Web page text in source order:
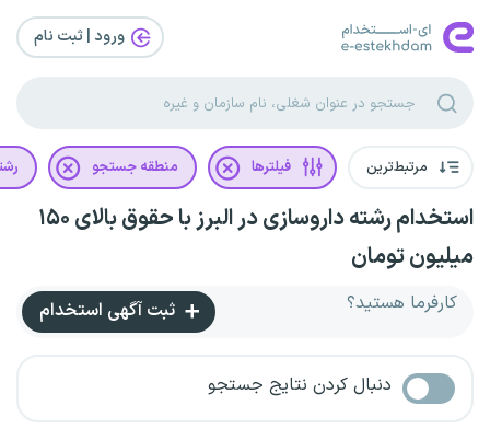
ورود | ثبت‌ نام
مرتبط‌ترین فیلترها منطقه جستجو
استخدام رشته داروسازی در البرز با حقوق بالای ۱۵۰
میلیون تومان
کارفرما هستید؟ ثبت آگهی استخدام
دنبال کردن نتایج جستجو